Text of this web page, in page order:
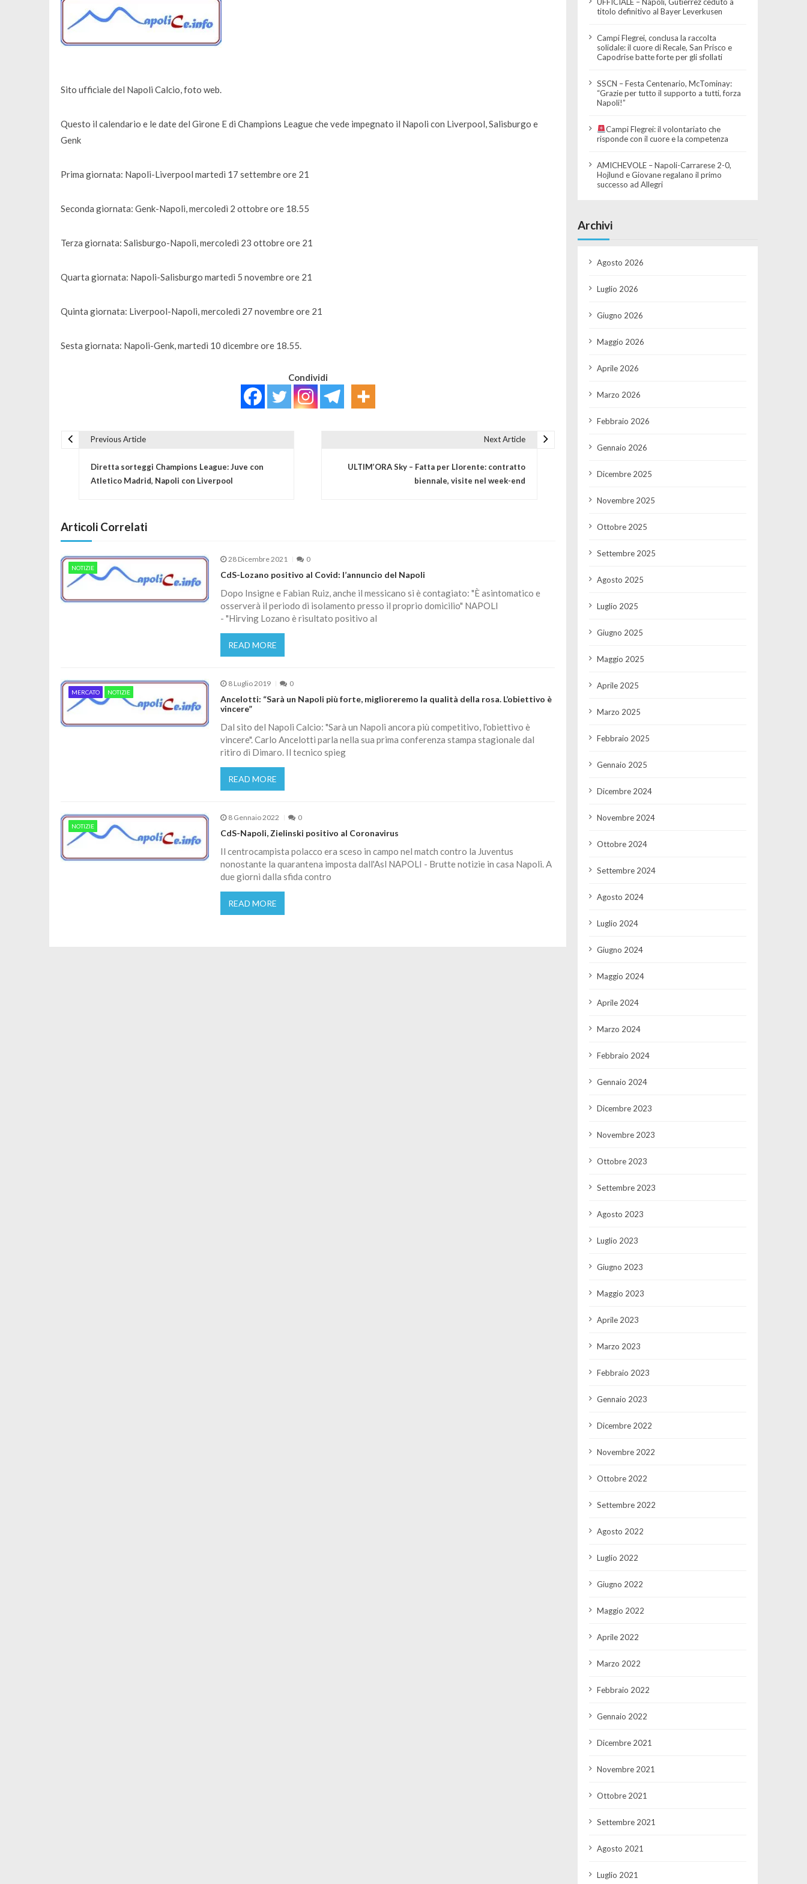
Sito ufficiale del Napoli Calcio, foto web.
Questo il calendario e le date del Girone E di Champions League che vede impegnato il Napoli con Liverpool, Salisburgo e
Genk
Prima giornata: Napoli-Liverpool martedì 17 settembre ore 21
Seconda giornata: Genk-Napoli, mercoledì 2 ottobre ore 18.55
Terza giornata: Salisburgo-Napoli, mercoledì 23 ottobre ore 21
Quarta giornata: Napoli-Salisburgo martedì 5 novembre ore 21
Quinta giornata: Liverpool-Napoli, mercoledì 27 novembre ore 21
Sesta giornata: Napoli-Genk, martedì 10 dicembre ore 18.55.
Condividi
Previous Article
Diretta sorteggi Champions League: Juve con
Atletico Madrid, Napoli con Liverpool
Next Article
ULTIM’ORA Sky – Fatta per Llorente: contratto
biennale, visite nel week-end
Articoli Correlati
NOTIZIE
28 Dicembre 2021 0
CdS-Lozano positivo al Covid: l’annuncio del Napoli
Dopo Insigne e Fabian Ruiz, anche il messicano si è contagiato: "È asintomatico e
osserverà il periodo di isolamento presso il proprio domicilio" NAPOLI
- "Hirving Lozano è risultato positivo al
READ MORE
MERCATO NOTIZIE
8 Luglio 2019 0
Ancelotti: “Sarà un Napoli più forte, miglioreremo la qualità della rosa. L’obiettivo è
vincere”
Dal sito del Napoli Calcio: "Sarà un Napoli ancora più competitivo, l'obiettivo è
vincere". Carlo Ancelotti parla nella sua prima conferenza stampa stagionale dal
ritiro di Dimaro. Il tecnico spieg
READ MORE
NOTIZIE
8 Gennaio 2022 0
CdS-Napoli, Zielinski positivo al Coronavirus
Il centrocampista polacco era sceso in campo nel match contro la Juventus
nonostante la quarantena imposta dall'Asl NAPOLI - Brutte notizie in casa Napoli. A
due giorni dalla sfida contro
READ MORE
titolo definitivo al Bayer Leverkusen
Campi Flegrei, conclusa la raccolta
solidale: il cuore di Recale, San Prisco e
Capodrise batte forte per gli sfollati
SSCN – Festa Centenario, McTominay:
“Grazie per tutto il supporto a tutti, forza
Napoli!”
Campi Flegrei: il volontariato che
risponde con il cuore e la competenza
AMICHEVOLE – Napoli-Carrarese 2-0,
Hojlund e Giovane regalano il primo
successo ad Allegri
Archivi
Agosto 2026
Luglio 2026
Giugno 2026
Maggio 2026
Aprile 2026
Marzo 2026
Febbraio 2026
Gennaio 2026
Dicembre 2025
Novembre 2025
Ottobre 2025
Settembre 2025
Agosto 2025
Luglio 2025
Giugno 2025
Maggio 2025
Aprile 2025
Marzo 2025
Febbraio 2025
Gennaio 2025
Dicembre 2024
Novembre 2024
Ottobre 2024
Settembre 2024
Agosto 2024
Luglio 2024
Giugno 2024
Maggio 2024
Aprile 2024
Marzo 2024
Febbraio 2024
Gennaio 2024
Dicembre 2023
Novembre 2023
Ottobre 2023
Settembre 2023
Agosto 2023
Luglio 2023
Giugno 2023
Maggio 2023
Aprile 2023
Marzo 2023
Febbraio 2023
Gennaio 2023
Dicembre 2022
Novembre 2022
Ottobre 2022
Settembre 2022
Agosto 2022
Luglio 2022
Giugno 2022
Maggio 2022
Aprile 2022
Marzo 2022
Febbraio 2022
Gennaio 2022
Dicembre 2021
Novembre 2021
Ottobre 2021
Settembre 2021
Agosto 2021
Luglio 2021